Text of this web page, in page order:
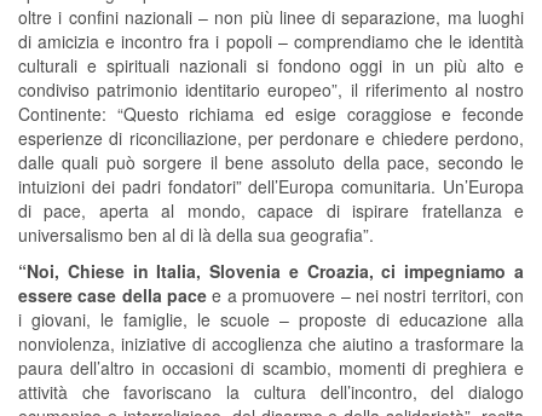
oltre i confini nazionali – non più linee di separazione, ma luoghi
di amicizia e incontro fra i popoli – comprendiamo che le identità
culturali e spirituali nazionali si fondono oggi in un più alto e
condiviso patrimonio identitario europeo”, il riferimento al nostro
Continente: “Questo richiama ed esige coraggiose e feconde
esperienze di riconciliazione, per perdonare e chiedere perdono,
dalle quali può sorgere il bene assoluto della pace, secondo le
intuizioni dei padri fondatori” dell’Europa comunitaria. Un’Europa
di pace, aperta al mondo, capace di ispirare fratellanza e
universalismo ben al di là della sua geografia”.
“Noi, Chiese in Italia, Slovenia e Croazia, ci impegniamo a
essere case della pace e a promuovere – nei nostri territori, con
i giovani, le famiglie, le scuole – proposte di educazione alla
nonviolenza, iniziative di accoglienza che aiutino a trasformare la
paura dell’altro in occasioni di scambio, momenti di preghiera e
attività che favoriscano la cultura dell’incontro, del dialogo